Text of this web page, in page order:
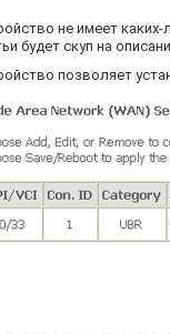
не имеет
будет скуп на
позволяет